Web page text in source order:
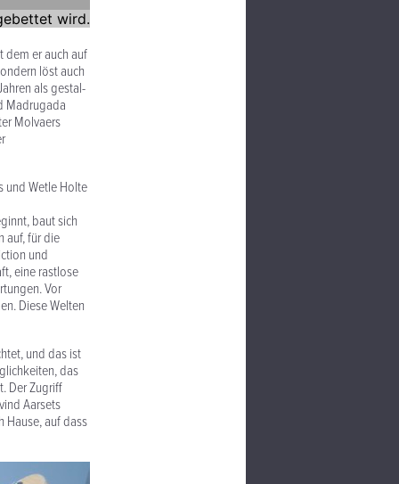
dem er auch auf
löst auch
als gestal­
Madrugada
Molvaers
und Wetle Holte
baut sich
auf, für die
und
eine rastlose
Vor
Diese Welten
und das ist
das
Der Zugriff
Aarsets
Hause, auf dass